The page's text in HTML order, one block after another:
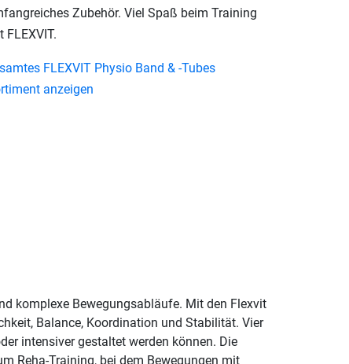
Zubehör. Viel Spaß beim Training
FLEXVIT.
FLEXVIT Physio Band & -Tubes
anzeigen
komplexe Bewegungsabläufe. Mit den Flexvit
Balance, Koordination und Stabilität. Vier
intensiver gestaltet werden können. Die
Reha-Training, bei dem Bewegungen mit